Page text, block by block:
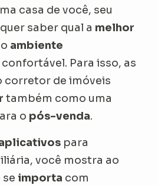
casa de você, seu
saber qual a melhor
ambiente
Para isso, as
corretor de imóveis
também como uma
o pós-venda.
para
você mostra ao
se importa com